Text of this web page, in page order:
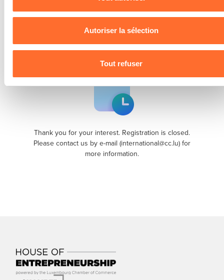
des cookieset notrePolitique de protection des données
Autoriser la sélection
Tout refuser
International Business
Meetings Nexus 2026
Thank you for your interest. Registration is closed.
Please contact us by e-mail (international@cc.lu) for
more information.